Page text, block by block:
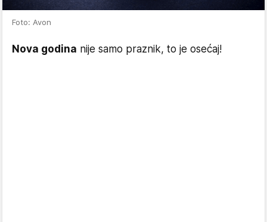
Foto: Avon
Nova godina nije samo praznik, to je osećaj!